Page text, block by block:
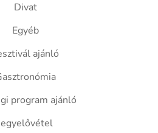
Divat
Egyéb
ajánló
program ajánló